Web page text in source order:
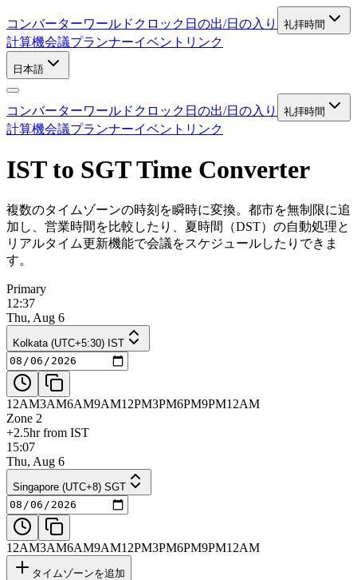
コンバーターワールドクロック 日の出/日の入り 礼拝時間
計算機会議プランナーイベントリンク
日本語
コンバーターワールドクロック 日の出/日の入り 礼拝時間
計算機会議プランナーイベントリンク
IST to SGT Time Converter
複数のタイムゾーンの時刻を瞬時に変換。都市を無制限に追
加し、営業時間を比較したり、夏時間（DST）の自動処理と
リアルタイム更新機能で会議をスケジュールしたりできま
す。
Primary
12:37
Thu, Aug 6
Kolkata (UTC+5:30) IST
12AM3AM6AM9AM12PM3PM6PM9PM12AM
Zone 2
+2.5hr from IST
15:07
Thu, Aug 6
Singapore (UTC+8) SGT
12AM3AM6AM9AM12PM3PM6PM9PM12AM
タイムゾーンを追加